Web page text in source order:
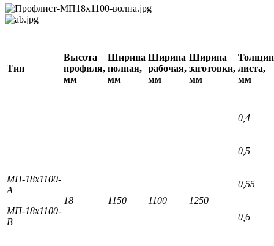
Тип
Высота
профиля,
мм
Ширина
полная,
мм
Ширина
рабочая,
мм
Ширина
заготовки,
мм
листа,
мм
МП-18х1100-
А
МП-18х1100-
В
18 1150 1100 1250
0,4
0,5
0,55
0,6